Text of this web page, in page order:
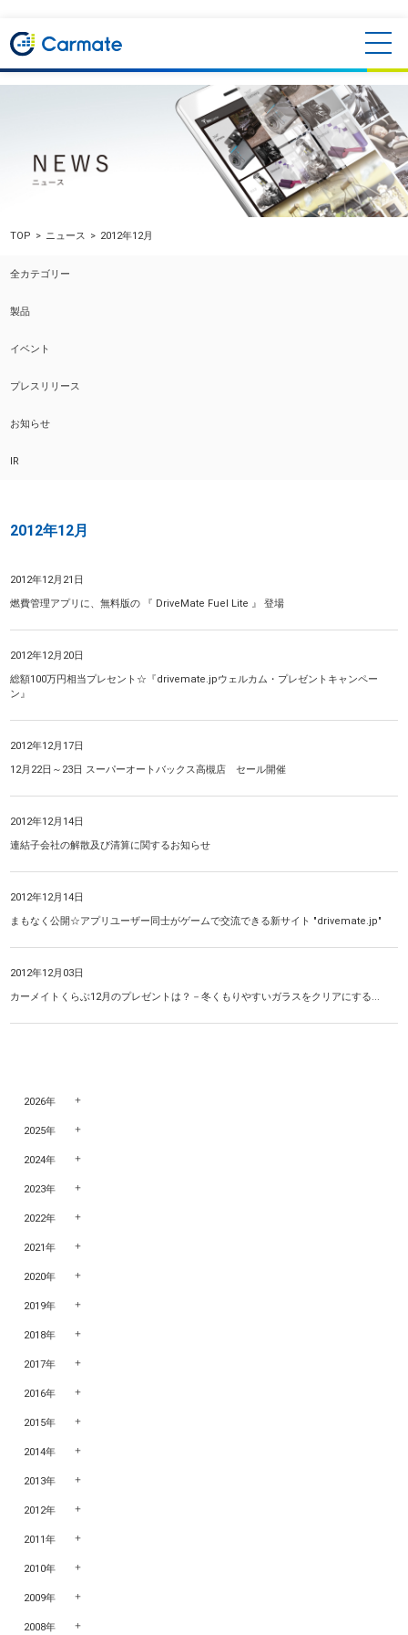
TOP ニュース 2012年12月
全カテゴリー
製品
イベント
プレスリリース
お知らせ
IR
2012年12月
2012年12月21日
燃費管理アプリに、無料版の 『 DriveMate Fuel Lite 』 登場
2012年12月20日
総額100万円相当プレセント☆『drivemate.jpウェルカム・プレゼントキャンペー
ン』
2012年12月17日
12月22日～23日 スーパーオートバックス高槻店 セール開催
2012年12月14日
連結子会社の解散及び清算に関するお知らせ
2012年12月14日
まもなく公開☆アプリユーザー同士がゲームで交流できる新サイト "drivemate.jp"
2012年12月03日
カーメイトくらぶ12月のプレゼントは？－冬くもりやすいガラスをクリアにする...
2026年
2025年
2024年
2023年
2022年
2021年
2020年
2019年
2018年
2017年
2016年
2015年
2014年
2013年
2012年
2011年
2010年
2009年
2008年